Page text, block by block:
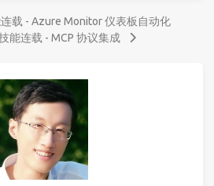
载 - Azure Monitor 仪表板自动化
能连载 - MCP 协议集成